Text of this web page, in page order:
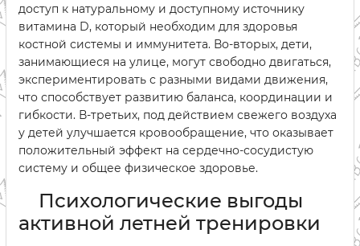
доступ к натуральному и доступному источнику
витамина D, который необходим для здоровья
костной системы и иммунитета. Во-вторых, дети,
занимающиеся на улице, могут свободно двигаться,
экспериментировать с разными видами движения,
что способствует развитию баланса, координации и
гибкости. В-третьих, под действием свежего воздуха
у детей улучшается кровообращение, что оказывает
положительный эффект на сердечно-сосудистую
систему и общее физическое здоровье.
Психологические выгоды
активной летней тренировки